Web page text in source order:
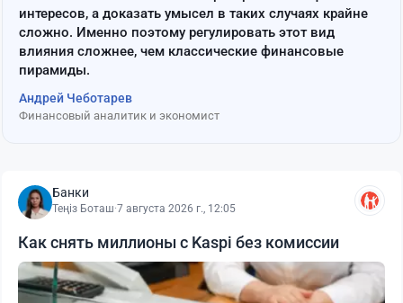
интересов, а доказать умысел в таких случаях крайне
сложно. Именно поэтому регулировать этот вид
влияния сложнее, чем классические финансовые
пирамиды.
Андрей Чеботарев
Финансовый аналитик и экономист
Банки
Теңіз Боташ·7 августа 2026 г., 12:05
Как снять миллионы с Kaspi без комиссии